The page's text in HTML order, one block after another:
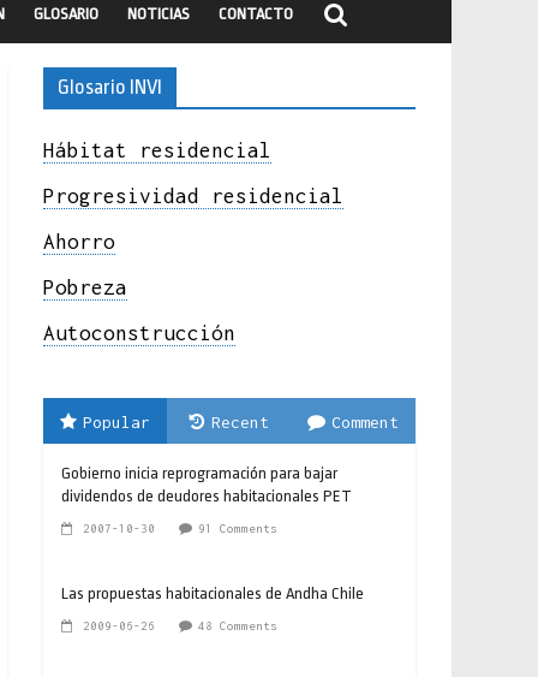
GLOSARIO NOTICIAS CONTACTO
Glosario INVI
Hábitat residencial
Progresividad residencial
Ahorro
Pobreza
Autoconstrucción
Popular Recent Comment
Gobierno inicia reprogramación para bajar
dividendos de deudores habitacionales PET
2007-10-30 91 Comments
Las propuestas habitacionales de Andha Chile
2009-06-26 48 Comments